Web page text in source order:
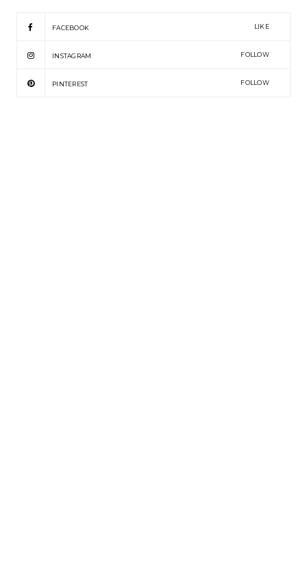
FACEBOOK LIKE
INSTAGRAM FOLLOW
PINTEREST FOLLOW